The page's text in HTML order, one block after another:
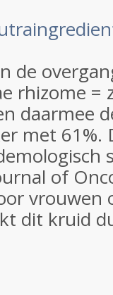
de
rhizome =
daarmee
met
of
vrouwen
dit kruid